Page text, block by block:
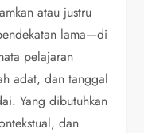
atau justru
lama—di
pelajaran
adat, dan tanggal
Yang dibutuhkan
dan